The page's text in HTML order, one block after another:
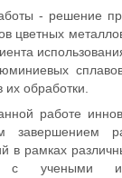
- решение
цветных
обработки.
работе
завершением
в рамках
с учеными из